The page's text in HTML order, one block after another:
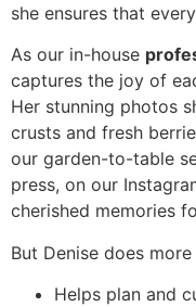
she ensures that
As our in-house
captures the joy of
Her stunning photos
crusts and fresh
our garden-to-table
press, on our
cherished memories
But Denise does
Helps plan and